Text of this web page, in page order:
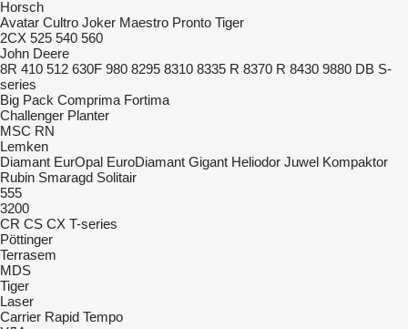
Horsch
Avatar Cultro Joker Maestro Pronto Tiger
2CX 525 540 560
John Deere
8R 410 512 630F 980 8295 8310 8335 R 8370 R 8430 9880 DB S-
series
Big Pack Comprima Fortima
Challenger Planter
MSC RN
Lemken
Diamant EurOpal EuroDiamant Gigant Heliodor Juwel Kompaktor
Rubin Smaragd Solitair
555
3200
CR CS CX T-series
Pöttinger
Terrasem
MDS
Tiger
Laser
Carrier Rapid Tempo